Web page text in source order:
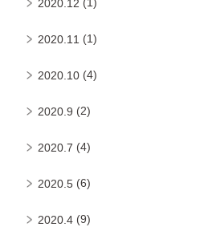
2020.12
2020.11 (1)
2020.10 (4)
2020.9 (2)
2020.7 (4)
2020.5 (6)
2020.4 (9)